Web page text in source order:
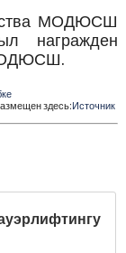
МОДЮСШ
награжден
здесь:Источник